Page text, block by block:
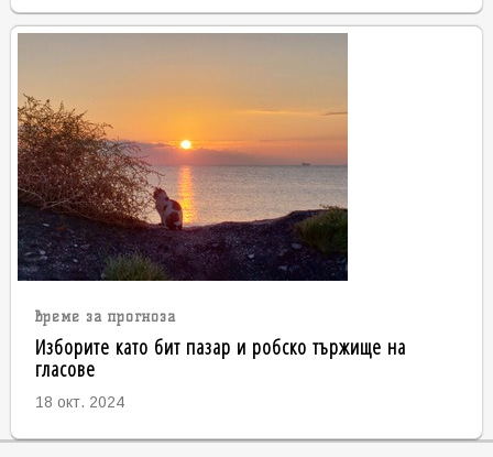
време за прогноза
Изборите като бит пазар и робско тържище на
гласове
18 окт. 2024